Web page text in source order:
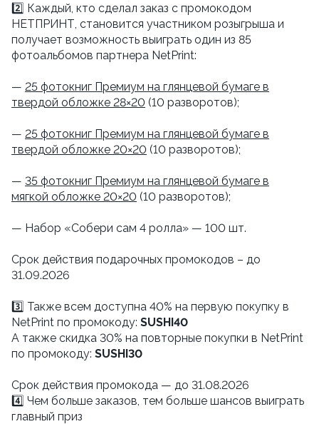
2️⃣ Каждый, кто сделал заказ с промокодом
НЕТПРИНТ, становится участником розыгрыша и
получает возможность выиграть один из 85
фотоальбомов партнера NetPrint:
— 25 фотокниг Премиум на глянцевой бумаге в
твердой обложке 28×20 (10 разворотов);
— 25 фотокниг Премиум на глянцевой бумаге в
твердой обложке 20×20 (10 разворотов);
— 35 фотокниг Премиум на глянцевой бумаге в
мягкой обложке 20×20 (10 разворотов);
— Набор «Собери сам 4 ролла» — 100 шт.
Срок действия подарочных промокодов – до
31.09.2026
3️⃣ Также всем доступна 40% на первую покупку в
NetPrint по промокоду: SUSHI40
А также скидка 30% на повторные покупки в NetPrint
по промокоду: SUSHI30
Cрок действия промокода — до 31.08.2026
4️⃣ Чем больше заказов, тем больше шансов выиграть
главный приз